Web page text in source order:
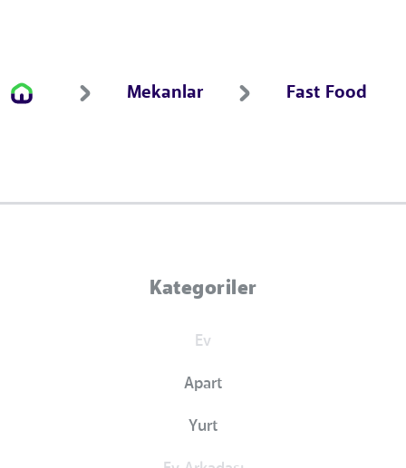
Mekanlar Fast Food
Kategoriler
Ev
Apart
Yurt